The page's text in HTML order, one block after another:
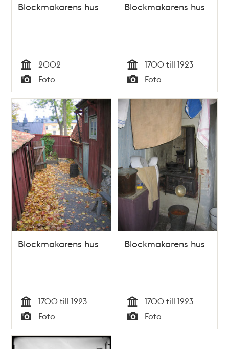
Blockmakarens hus
Tid
2002
Typ
Foto
Blockmakarens hus
Tid
1700 till 1923
Typ
Foto
Blockmakarens hus
Tid
1700 till 1923
Typ
Foto
Blockmakarens hus
Tid
1700 till 1923
Typ
Foto